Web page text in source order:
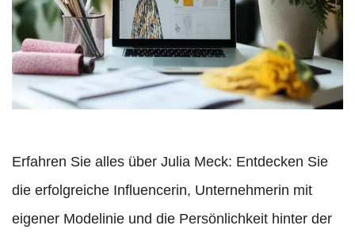
Erfahren Sie alles über Julia Meck: Entdecken Sie
die erfolgreiche Influencerin, Unternehmerin mit
eigener Modelinie und die Persönlichkeit hinter der